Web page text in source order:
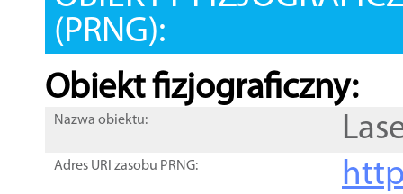
(PRNG):
Obiekt fizjograficzny:
Nazwa obiektu:
Adres URI zasobu PRNG: